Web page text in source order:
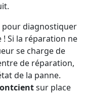
pour diagnostiquer
! Si la réparation ne
se charge de
de réparation,
de la panne.
sur place